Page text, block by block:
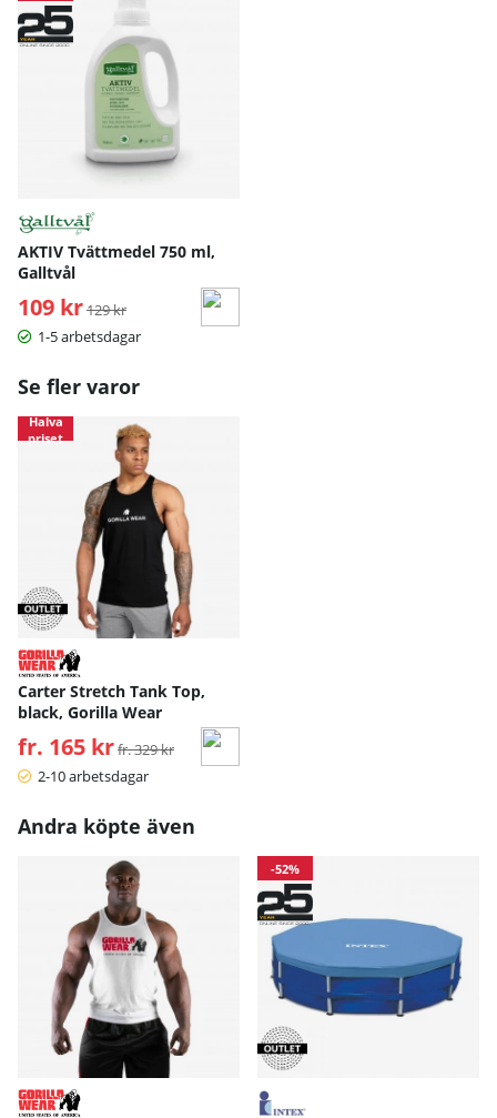
AKTIV Tvättmedel 750 ml,
Galltvål
109 kr Ordinarie pris:
129 kr
1-5 arbetsdagar
Se fler varor
Halva
priset
Carter Stretch Tank Top,
black, Gorilla Wear
fr. 165 kr Ordinarie pris:
fr. 329 kr
2-10 arbetsdagar
Andra köpte även
-52%